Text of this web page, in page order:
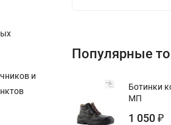
и
Популярные
Ботинки
МП
1 050 ₽